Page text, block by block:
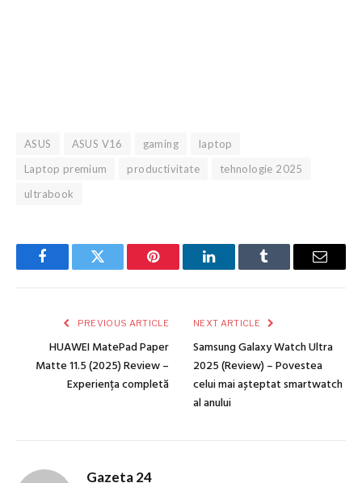
ASUS ASUS V16 gaming
laptop
Laptop premium
productivitate
tehnologie 2025
ultrabook
FacebookTwitter Pinterest LinkedInTumblr Email
PREVIOUS ARTICLE
HUAWEI MatePad Paper
Matte 11.5 (2025) Review –
Experiența completă
NEXT ARTICLE
Samsung Galaxy Watch Ultra
2025 (Review) – Povestea
celui mai așteptat smartwatch
al anului
Gazeta 24